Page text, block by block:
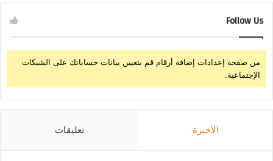
Follow Us
من صفحة إعدادات إضافة أرقام قم بتعيين بيانات حساباتك على الشبكات
الإجتماعية.
الأخيرة تعليقات